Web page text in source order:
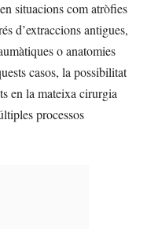
situacions com atròfies
d’extraccions antigues,
o anatomies
casos, la possibilitat
en la mateixa cirurgia
processos